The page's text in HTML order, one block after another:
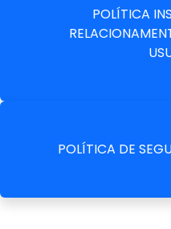
POLÍTICA
POLÍTICA DE